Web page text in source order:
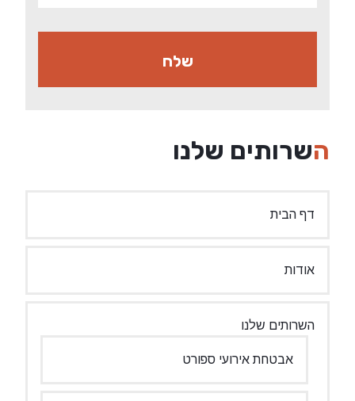
השרותים שלנו
דף הבית
אודות
השרותים שלנו
אבטחת אירועי ספורט